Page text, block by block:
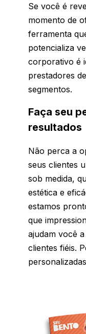
Se você é
momento de
ferramenta
potencializa
corporativo é
prestadores
segmentos.
Faça seu
resultados
Não perca a
seus clientes
sob medida,
estética e
estamos
que
ajudam você
clientes fiéis.